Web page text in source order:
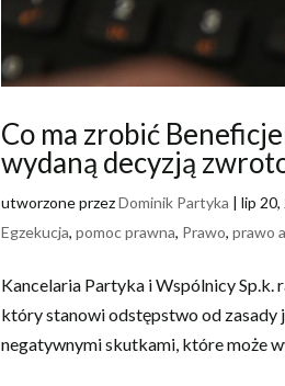
Co ma zrobić
wydaną decyzją
utworzone przezDominik Partyka |lip 20,
Egzekucja,pomoc prawna, Prawo,prawo
Kancelaria Partyka i Wspólnicy Sp.k.
który stanowi odstępstwo od zasady
negatywnymi skutkami, które może